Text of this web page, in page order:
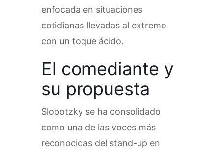
enfocada en situaciones
cotidianas llevadas al extremo
con un toque ácido.
El comediante y
su propuesta
Slobotzky se ha consolidado
como una de las voces más
reconocidas del stand-up en